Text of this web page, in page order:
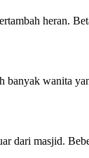
heran.
wanita
dari masjid.